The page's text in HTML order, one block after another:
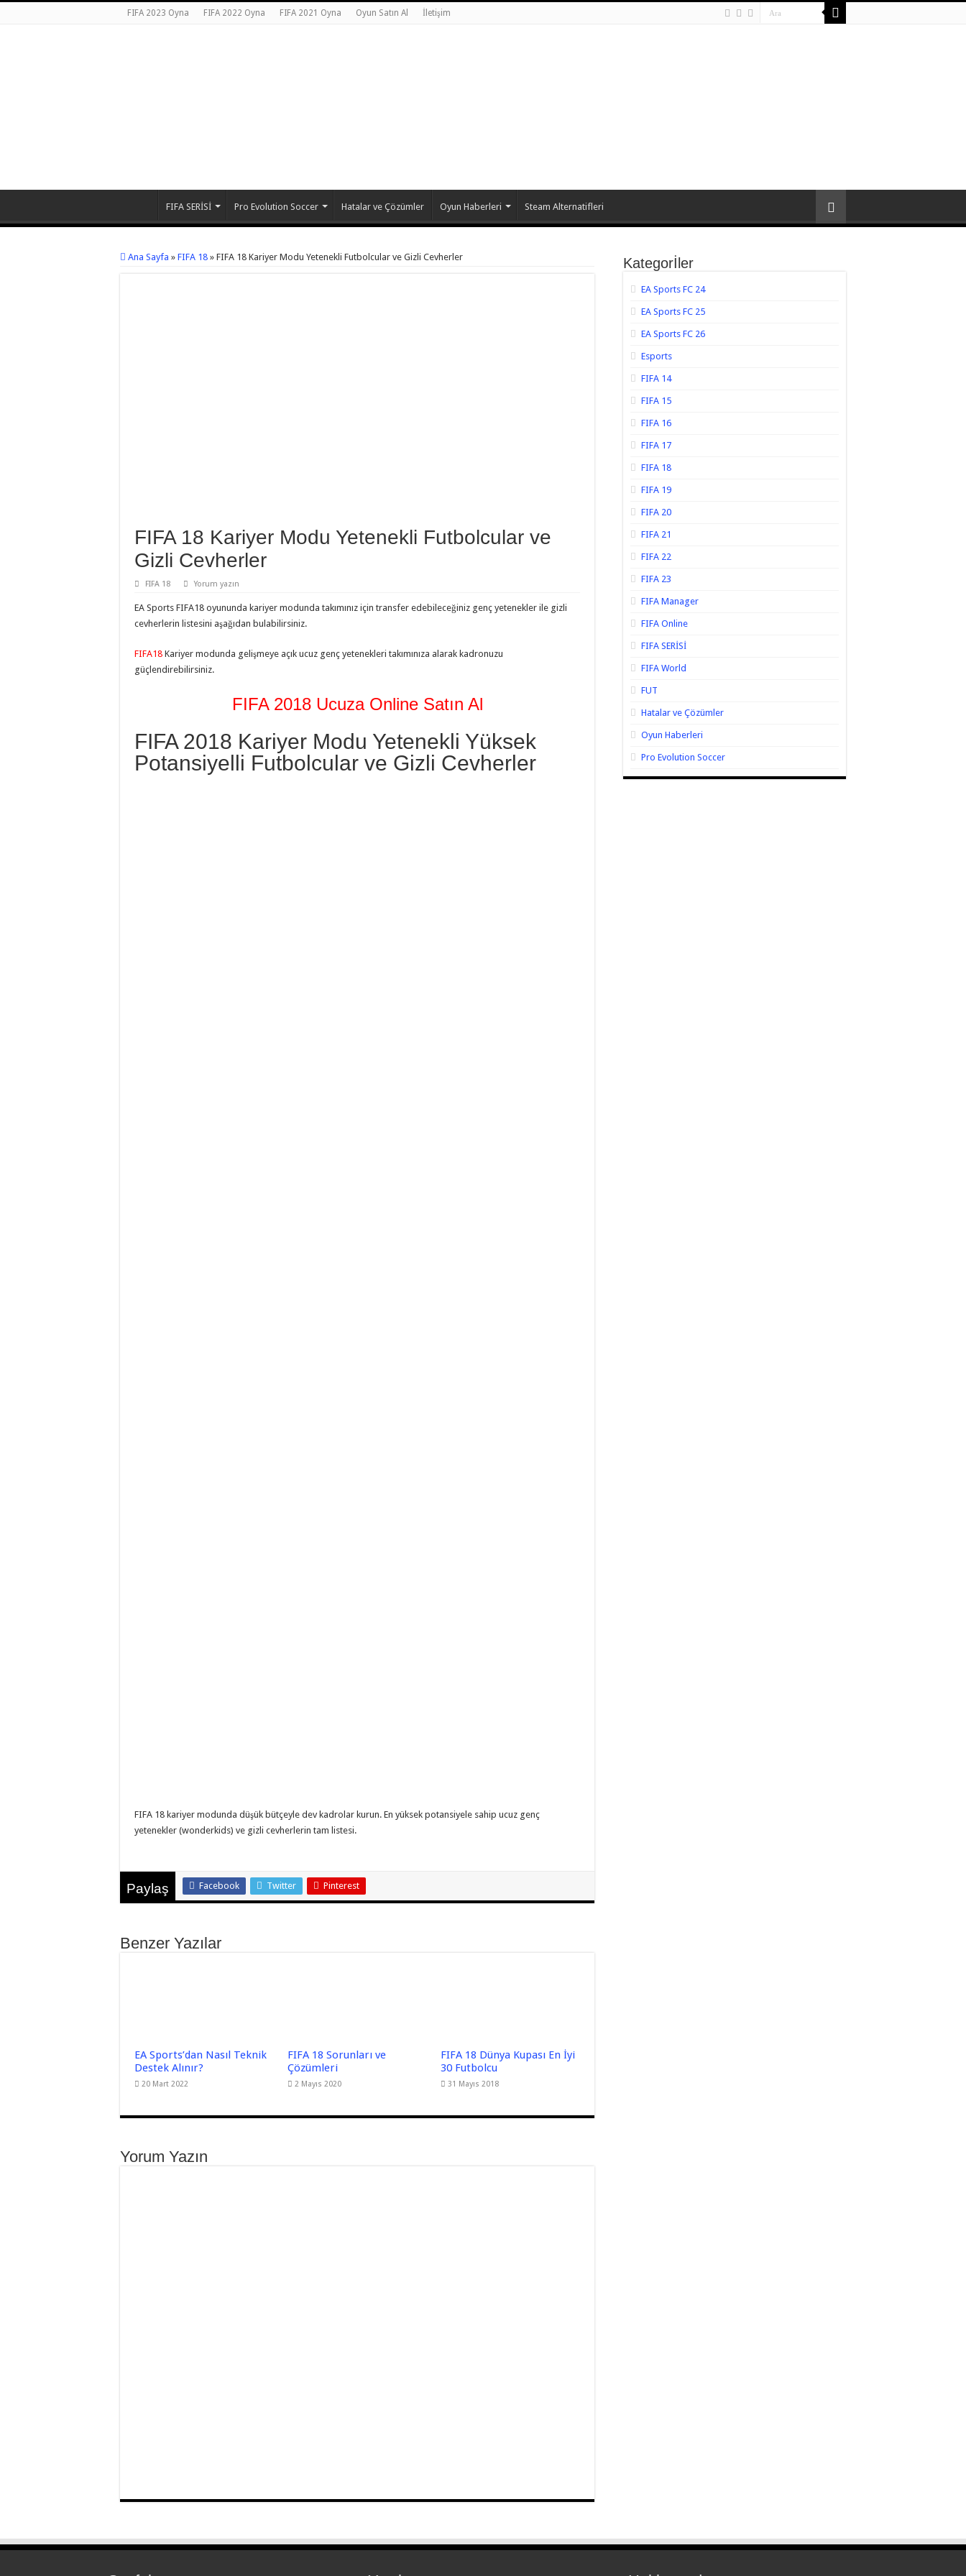
FIFA 2023 Oyna FIFA 2022 Oyna FIFA 2021 Oyna Oyun Satın Al İletişim
FIFA SERİSİ Pro Evolution Soccer Hatalar ve Çözümler Oyun Haberleri Steam Alternatifleri
Ana Sayfa » FIFA 18 » FIFA 18 Kariyer Modu Yetenekli Futbolcular ve Gizli Cevherler
FIFA 18 Kariyer Modu Yetenekli Futbolcular ve
Gizli Cevherler
FIFA 18 Yorum yazın
EA Sports FIFA18 oyununda kariyer modunda takımınız için transfer edebileceğiniz genç yetenekler ile gizli
cevherlerin listesini aşağıdan bulabilirsiniz.
FIFA18 Kariyer modunda gelişmeye açık ucuz genç yetenekleri takımınıza alarak kadronuzu
güçlendirebilirsiniz.
FIFA 2018 Ucuza Online Satın Al
FIFA 2018 Kariyer Modu Yetenekli Yüksek
Potansiyelli Futbolcular ve Gizli Cevherler
FIFA 18 kariyer modunda düşük bütçeyle dev kadrolar kurun. En yüksek potansiyele sahip ucuz genç
yetenekler (wonderkids) ve gizli cevherlerin tam listesi.
Paylaş Facebook Twitter Pinterest
Benzer Yazılar
EA Sports’dan Nasıl Teknik
Destek Alınır?
20 Mart 2022
FIFA 18 Sorunları ve
Çözümleri
2 Mayıs 2020
FIFA 18 Dünya Kupası En İyi
30 Futbolcu
31 Mayıs 2018
Yorum Yazın
Kategorİler
EA Sports FC 24
EA Sports FC 25
EA Sports FC 26
Esports
FIFA 14
FIFA 15
FIFA 16
FIFA 17
FIFA 18
FIFA 19
FIFA 20
FIFA 21
FIFA 22
FIFA 23
FIFA Manager
FIFA Online
FIFA SERİSİ
FIFA World
FUT
Hatalar ve Çözümler
Oyun Haberleri
Pro Evolution Soccer